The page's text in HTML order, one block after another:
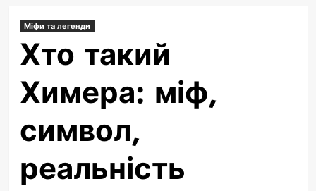
Міфи та легенди
Хто такий
Химера: міф,
символ,
реальність